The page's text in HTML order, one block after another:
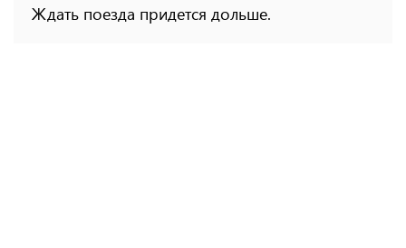
Ждать поезда придется дольше.